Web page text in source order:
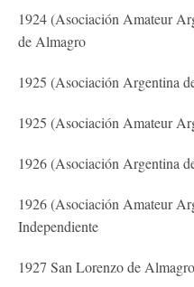
1924 (Asociación Amateur
de Almagro
1925 (Asociación Argentina
1925 (Asociación Amateur
1926 (Asociación Argentina
1926 (Asociación Amateur
Independiente
1927 San Lorenzo de Almagro